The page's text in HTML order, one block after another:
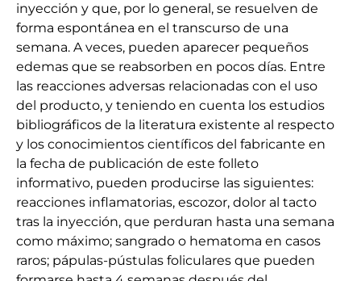
inyección y que, por lo general, se resuelven de
forma espontánea en el transcurso de una
semana. A veces, pueden aparecer pequeños
edemas que se reabsorben en pocos días. Entre
las reacciones adversas relacionadas con el uso
del producto, y teniendo en cuenta los estudios
bibliográficos de la literatura existente al respecto
y los conocimientos científicos del fabricante en
la fecha de publicación de este folleto
informativo, pueden producirse las siguientes:
reacciones inflamatorias, escozor, dolor al tacto
tras la inyección, que perduran hasta una semana
como máximo; sangrado o hematoma en casos
raros; pápulas-pústulas foliculares que pueden